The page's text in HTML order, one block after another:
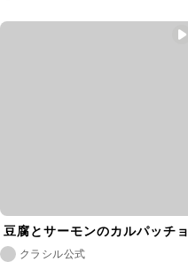
豆腐とサーモンのカルパッチョ
クラシル公式